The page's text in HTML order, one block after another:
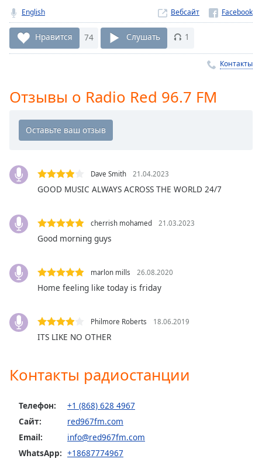
Chapters
Chapters
descriptions
off ,
selected
Subtitles
subtitles
settings,
opens
settings
dialog
subtitles
selected
Picture-
in-
modal
window.
English Вебсайт
Нравится 74 Слушать 1
Контакты
Отзывы о Radio Red 96.7 FM
Dave Smith 21.04.2023
GOOD MUSIC ALWAYS ACROSS THE WORLD 24/7
cherrish mohamed 21.03.2023
Good morning guys
marlon mills 26.08.2020
Home feeling like today is friday
Philmore Roberts 18.06.2019
ITS LIKE NO OTHER
Контакты радиостанции
Телефон:
+1 (868) 628 4967
Сайт:
red967fm.com
Email:
info@red967fm.com
WhatsApp: +18687774967